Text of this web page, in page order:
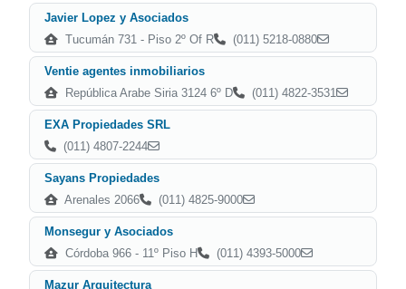
Javier Lopez y Asociados
Tucumán 731 - Piso 2º Of R
(011) 5218-0880
Ventie agentes inmobiliarios
República Arabe Siria 3124 6º D
(011) 4822-3531
EXA Propiedades SRL
(011) 4807-2244
Sayans Propiedades
Arenales 2066
(011) 4825-9000
Monsegur y Asociados
Córdoba 966 - 11º Piso H
(011) 4393-5000
Mazur Arquitectura